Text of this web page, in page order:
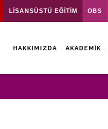
LİSANSÜSTÜ EĞİTİM OBS
HAKKIMIZDA AKADEMIK